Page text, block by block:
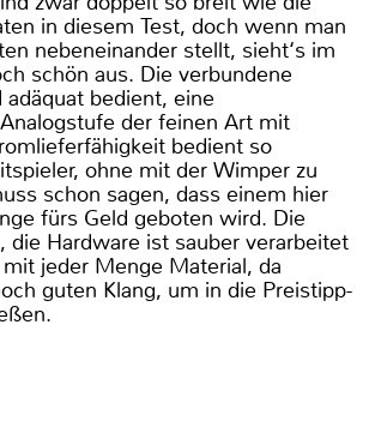
in diesem Test, doch wenn man
nebeneinander stellt, sieht‘s im
schön aus. Die verbundene
bedient, eine
der feinen Art mit
bedient so
ohne mit der Wimper zu
schon sagen, dass einem hier
fürs Geld geboten wird. Die
die Hardware ist sauber verarbeitet
jeder Menge Material, da
guten Klang, um in die Preistipp-